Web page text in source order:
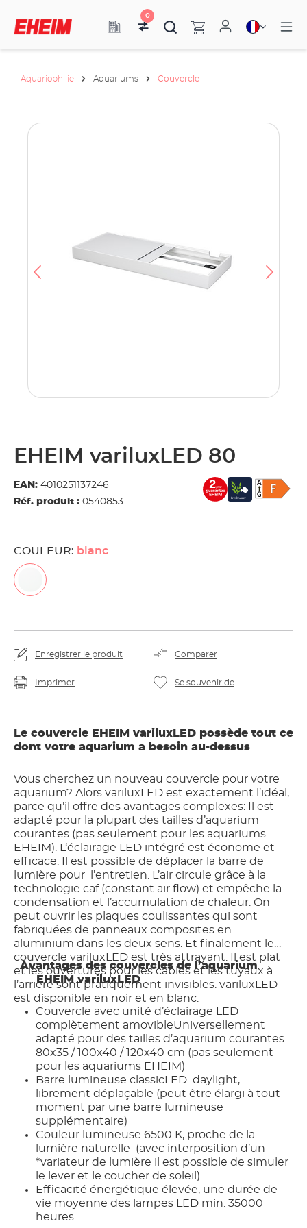
0
Aquariophilie Aquariums Couvercle
EHEIM variluxLED 80
EAN: 4010251137246
Réf. produit : 0540853
COULEUR: blanc
Enregistrer le produit Comparer
Imprimer Se souvenir de
Le couvercle EHEIM variluxLED possède tout ce
dont votre aquarium a besoin au-dessus
Vous cherchez un nouveau couvercle pour votre
aquarium? Alors variluxLED est exactement l’idéal,
parce qu’il offre des avantages complexes: Il est
adapté pour la plupart des tailles d’aquarium
courantes (pas seulement pour les aquariums
EHEIM). L‘éclairage LED intégré est économe et
efficace. Il est possible de déplacer la barre de
lumière pour
l’entretien. L’air circule grâce à la
technologie caf (constant air flow) et empêche la
condensation et l’accumulation de chaleur. On
peut ouvrir les plaques coulissantes qui sont
fabriquées de panneaux composites en
aluminium dans les deux sens. Et finalement le
couvercle variluxLED est très attrayant. Il est plat
et les ouvertures pour les câbles et les tuyaux à
l’arrière sont pratiquement invisibles. variluxLED
est disponible en noir et en blanc.
Avantages des couvercles de l’aquarium
EHEIM variluxLED
Couvercle avec unité d’éclairage LED
complètement amovibleUniversellement
adapté pour des tailles d’aquarium courantes
80x35 / 100x40 / 120x40 cm (pas seulement
pour les aquariums EHEIM)
Barre lumineuse classicLED daylight,
librement déplaçable (peut être élargi à tout
moment par une barre lumineuse
supplémentaire)
Couleur lumineuse 6500 K, proche de la
lumière naturelle
(avec interposition d’un
*variateur de lumière il est possible de simuler
le lever et le coucher de soleil)
Efficacité énergétique élevée, une durée de
vie moyenne des lampes LED min. 35000
heures